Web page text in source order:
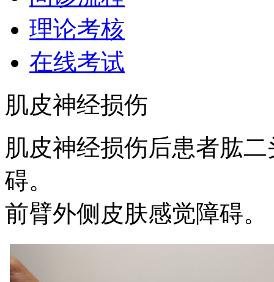
理论考核
在线考试
肌皮神经损伤
肌皮神经损伤后患者肱
碍。
前臂外侧皮肤感觉障碍。